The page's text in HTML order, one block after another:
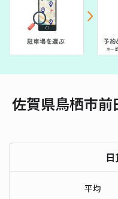
佐賀県鳥栖市
平均